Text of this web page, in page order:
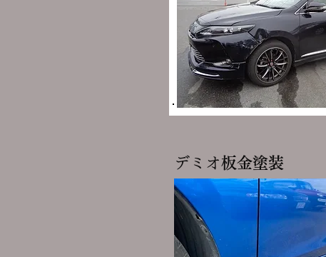
デミオ​板金塗装